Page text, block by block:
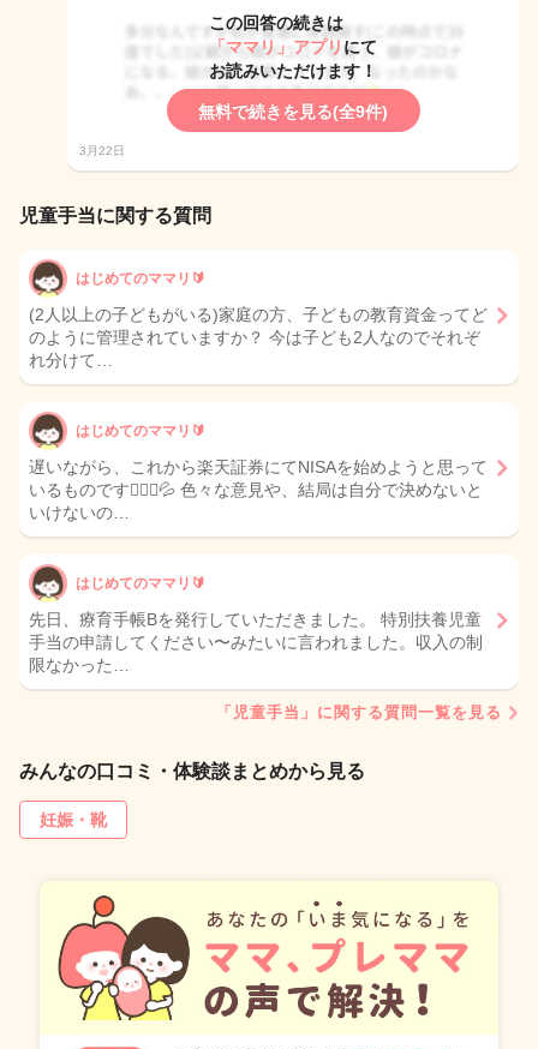
この回答の続きは
「ママリ」アプリ にて
お読みいただけます！
無料で続きを見る(全9件)
3月22日
児童手当に関する質問
はじめてのママリ🔰
(2人以上の子どもがいる)家庭の方、子どもの教育資金ってど
のように管理されていますか？ 今は子ども2人なのでそれぞ
れ分けて…
はじめてのママリ🔰
遅いながら、これから楽天証券にてNISAを始めようと思って
いるものです🙇🏻‍♀️💦 色々な意見や、結局は自分で決めないと
いけないの…
はじめてのママリ🔰
先日、療育手帳Bを発行していただきました。 特別扶養児童
手当の申請してください〜みたいに言われました。収入の制
限なかった…
「児童手当」に関する質問一覧を見る
みんなの口コミ・体験談まとめから見る
妊娠・靴